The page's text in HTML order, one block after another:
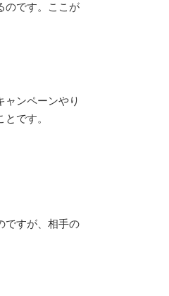
のです。ここが
ャンペーンやり
です。
ですが、相手の